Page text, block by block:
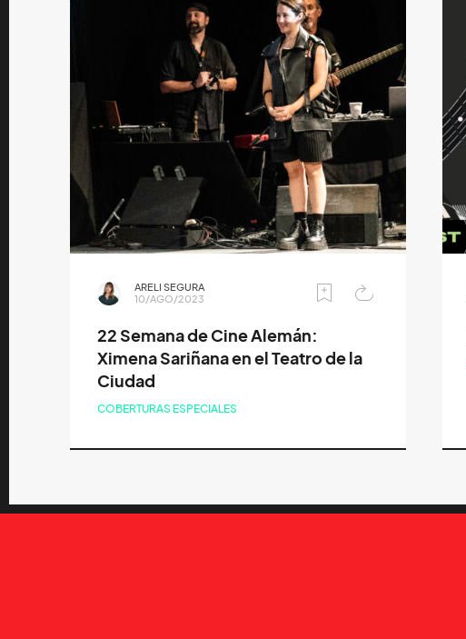
ARELI SEGURA
10/AGO/2023
22 Semana de Cine Alemán:
Ximena Sariñana en el Teatro de la
Ciudad
COBERTURAS ESPECIALES